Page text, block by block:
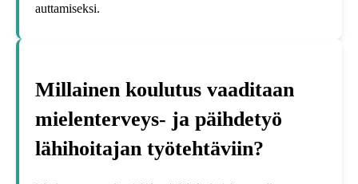
auttamiseksi.
Millainen koulutus vaaditaan
mielenterveys- ja päihdetyö
lähihoitajan työtehtäviin?